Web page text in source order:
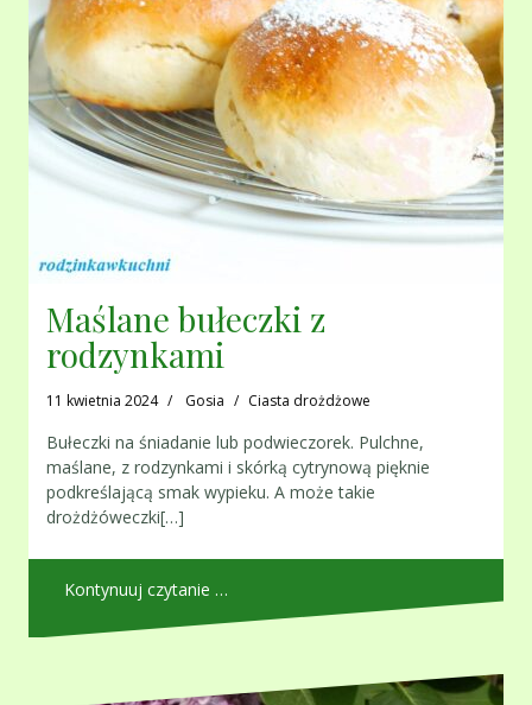
Maślane bułeczki z
rodzynkami
11 kwietnia 2024 Gosia Ciasta drożdżowe
Bułeczki na śniadanie lub podwieczorek. Pulchne,
maślane, z rodzynkami i skórką cytrynową pięknie
podkreślającą smak wypieku. A może takie
drożdżóweczki[…]
Kontynuuj czytanie …